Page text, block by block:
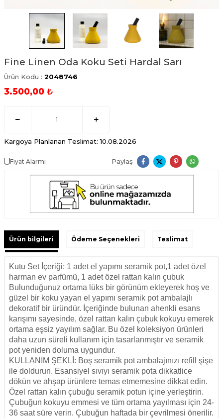
Fine Linen Oda Koku Seti Hardal Sarı
Ürün Kodu : 2048746
3.500,00 ₺
Kargoya Planlanan Teslimat: 10.08.2026
Fiyat Alarmı Paylaş
Ürün bilgileri Ödeme Seçenekleri Teslimat
Kutu Set İçeriği: 1 adet el yapımı seramik pot,1 adet özel
harman ev parfümü, 1 adet özel rattan kalın çubuk
Bulunduğunuz ortama lüks bir görünüm ekleyerek hoş ve
güzel bir koku yayan el yapımı seramik pot ambalajlı
dekoratif bir üründür. İçeriğinde bulunan ahenkli esans
karışımı sayesinde, özel rattan kalın çubuk kokuyu emerek
ortama eşsiz yayılım sağlar. Bu özel koleksiyon ürünleri
daha uzun süreli kullanım için tasarlanmıştır ve seramik
pot yeniden doluma uygundur.
KULLANIM ŞEKLİ: Boş seramik pot ambalajınızı refill şişe
ile doldurun. Esansiyel sıvıyı seramik pota dikkatlice
dökün ve ahşap ürünlere temas etmemesine dikkat edin.
Özel rattan kalın çubuğu seramik potun içine yerleştirin.
Çubuğun kokuyu emmesi ve tüm ortama yayılması için 24-
36 saat süre verin. Çubuğun haftada bir çevrilmesi önerilir.